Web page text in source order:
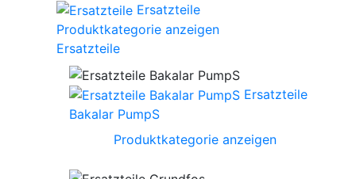
Ersatzteile
Produktkategorie anzeigen
Ersatzteile
Ersatzteile
Bakalar PumpS
Produktkategorie anzeigen